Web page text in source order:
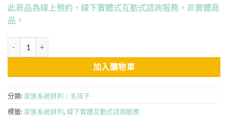
此商品為線上預約，線下實體式互動式諮詢服務，非實體商
品。
加入購物車
分類: 家族系統排列｜毛孩子
標籤: 家族系統排列, 線下實體互動式諮詢服務